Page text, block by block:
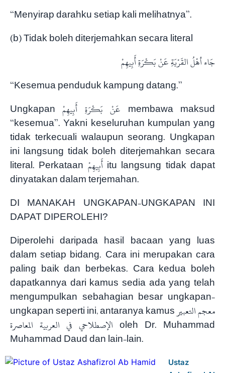
“Menyirap darahku setiap kali melihatnya”.
(b) Tidak boleh diterjemahkan secara literal
جَاء أهْلُ القَرْيَةِ عَنْ بَكْرَةِ أَبِيهِمْ
“Kesemua penduduk kampung datang.”
Ungkapan عَنْ بَكْرَةِ أَبِيهِمْ membawa maksud
“kesemua”. Yakni keseluruhan kumpulan yang
tidak terkecuali walaupun seorang. Ungkapan
ini langsung tidak boleh diterjemahkan secara
literal. Perkataan أَبِيهِمْ itu langsung tidak dapat
dinyatakan dalam terjemahan.
DI MANAKAH UNGKAPAN-UNGKAPAN INI
DAPAT DIPEROLEHI?
Diperolehi daripada hasil bacaan yang luas
dalam setiap bidang. Cara ini merupakan cara
paling baik dan berbekas. Cara kedua boleh
dapatkannya dari kamus sedia ada yang telah
mengumpulkan sebahagian besar ungkapan-
ungkapan seperti ini, antaranya kamus معجم التعبير
الإصطلاحي في العربية المعاصرة oleh Dr. Muhammad
Muhammad Daud dan lain-lain.
Ustaz